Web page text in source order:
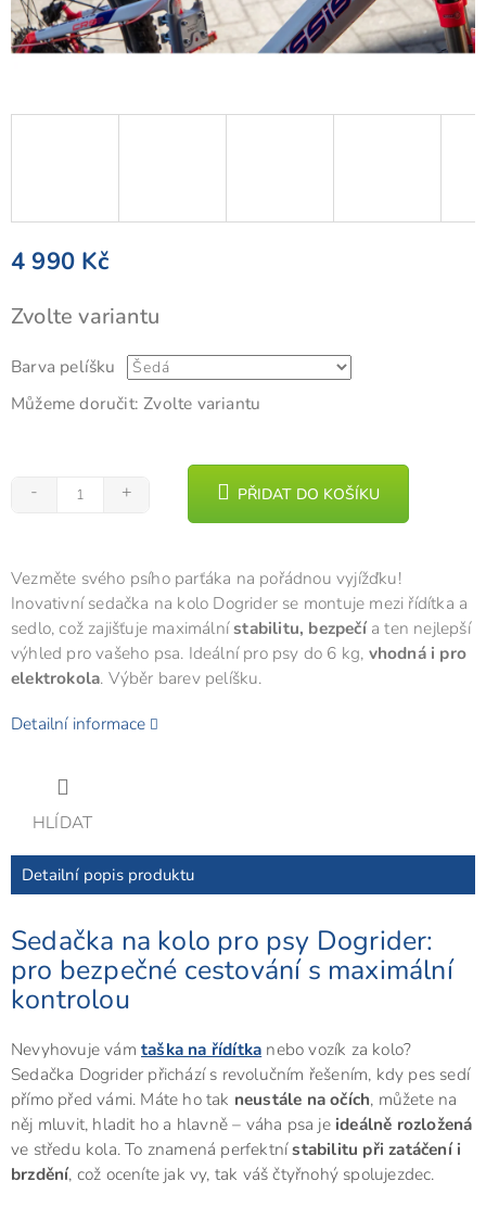
4 990 Kč
cena:
Zvolte variantu
Barva pelíšku
Můžeme doručit: Zvolte variantu
PŘIDAT DO KOŠÍKU
Vezměte svého psího parťáka na pořádnou vyjížďku!
Inovativní sedačka na kolo Dogrider se montuje mezi řídítka a
sedlo, což zajišťuje maximálnístabilitu, bezpečía ten nejlepší
výhled pro vašeho psa. Ideální pro psy do 6 kg, vhodná i pro
elektrokola. Výběr barev pelíšku.
Detailní informace
HLÍDAT
Detailní popis produktu
Sedačka na kolo pro psy Dogrider:
pro bezpečné cestování s maximální
kontrolou
Nevyhovuje vám taška na řídítka nebo vozík za kolo?
Sedačka Dogrider přichází s revolučním řešením, kdy pes sedí
přímo před vámi. Máte ho tak neustále na očích, můžete na
něj mluvit, hladit ho a hlavně – váha psa je ideálně rozložená
ve středu kola. To znamená perfektnístabilitu při zatáčení i
brzdění, což oceníte jak vy, tak váš čtyřnohý spolujezdec.